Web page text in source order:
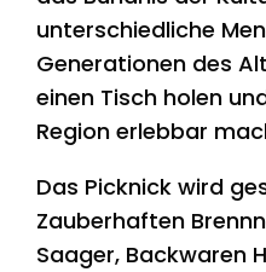
unterschiedliche
Generationen des
einen Tisch holen
Region erlebbar
Das Picknick wird
Zauberhaften
Saager, Backwaren